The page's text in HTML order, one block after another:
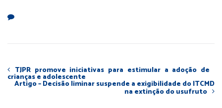
TJPR promove iniciativas para estimular a adoção de
crianças e adolescente
Artigo – Decisão liminar suspende a exigibilidade do ITCMD
na extinção do usufruto